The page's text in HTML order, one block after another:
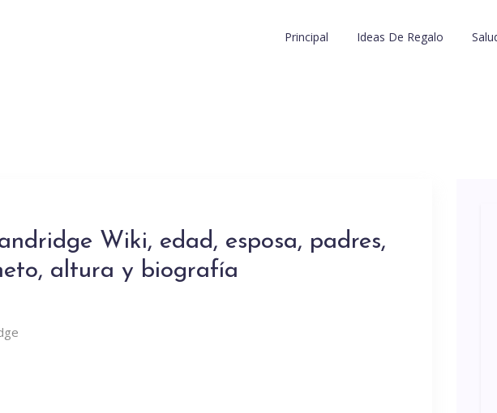
Principal Ideas De Regalo
Wiki, edad, esposa, padres,
altura y biografía